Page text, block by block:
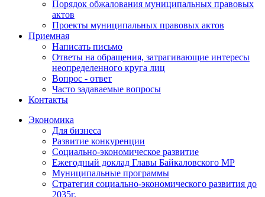
Порядок обжалования муниципальных правовых
актов
Проекты муниципальных правовых актов
Приемная
Написать письмо
Ответы на обращения, затрагивающие интересы
неопределенного круга лиц
Вопрос - ответ
Часто задаваемые вопросы
Контакты
Экономика
Для бизнеса
Развитие конкуренции
Социально-экономическое развитие
Ежегодный доклад Главы Байкаловского МР
Муниципальные программы
Стратегия социально-экономического развития до
2035г.